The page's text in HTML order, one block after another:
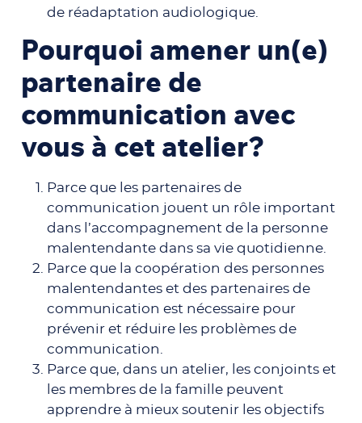
de réadaptation audiologique.
Pourquoi amener un(e)
partenaire de
communication avec
vous à cet atelier?
Parce que les partenaires de
communication jouent un rôle important
dans l’accompagnement de la personne
malentendante dans sa vie quotidienne.
Parce que la coopération des personnes
malentendantes et des partenaires de
communication est nécessaire pour
prévenir et réduire les problèmes de
communication.
Parce que, dans un atelier, les conjoints et
les membres de la famille peuvent
apprendre à mieux soutenir les objectifs